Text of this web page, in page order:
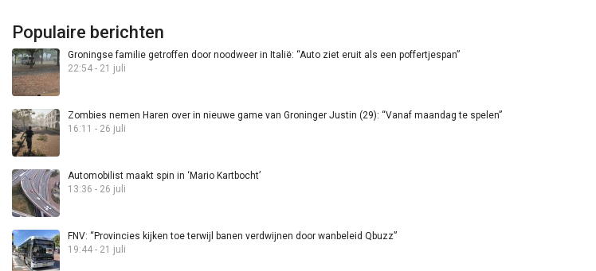
Populaire berichten
Groningse familie getroffen door noodweer in Italië: “Auto ziet eruit als een poffertjespan”
22:54 - 21 juli
Zombies nemen Haren over in nieuwe game van Groninger Justin (29): “Vanaf maandag te spelen”
16:11 - 26 juli
Automobilist maakt spin in ‘Mario Kartbocht’
13:36 - 26 juli
FNV: “Provincies kijken toe terwijl banen verdwijnen door wanbeleid Qbuzz”
19:44 - 21 juli